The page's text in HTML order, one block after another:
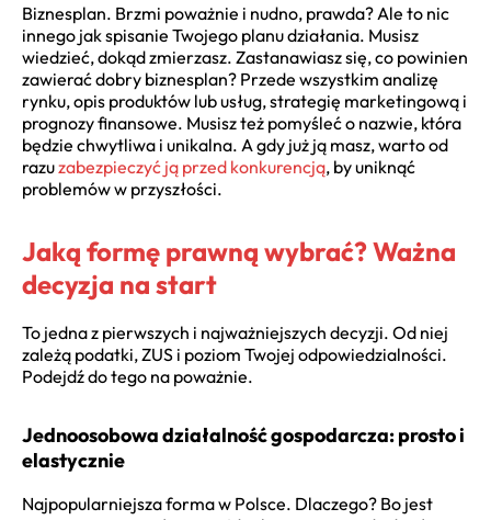
Biznesplan. Brzmi poważnie i nudno, prawda? Ale to nic
innego jak spisanie Twojego planu działania. Musisz
wiedzieć, dokąd zmierzasz. Zastanawiasz się, co powinien
zawierać dobry biznesplan? Przede wszystkim analizę
rynku, opis produktów lub usług, strategię marketingową i
prognozy finansowe. Musisz też pomyśleć o nazwie, która
będzie chwytliwa i unikalna. A gdy już ją masz, warto od
razuzabezpieczyć ją przed konkurencją, by uniknąć
problemów w przyszłości.
Jaką formę prawną wybrać? Ważna
decyzja na start
To jedna z pierwszych i najważniejszych decyzji. Od niej
zależą podatki, ZUS i poziom Twojej odpowiedzialności.
Podejdź do tego na poważnie.
Jednoosobowa działalność gospodarcza: prosto i
elastycznie
Najpopularniejsza forma w Polsce. Dlaczego? Bo jest